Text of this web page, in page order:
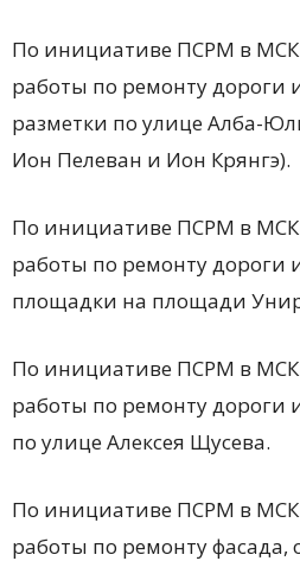
По инициативе ПСРМ в
работы по ремонту дороги
разметки по улице Алба-
Ион Пелеван и Ион Крянгэ).
По инициативе ПСРМ в
работы по ремонту дороги
площадки на площади
По инициативе ПСРМ в
работы по ремонту дороги
по улице Алексея Щусева.
По инициативе ПСРМ в
работы по ремонту фасада,